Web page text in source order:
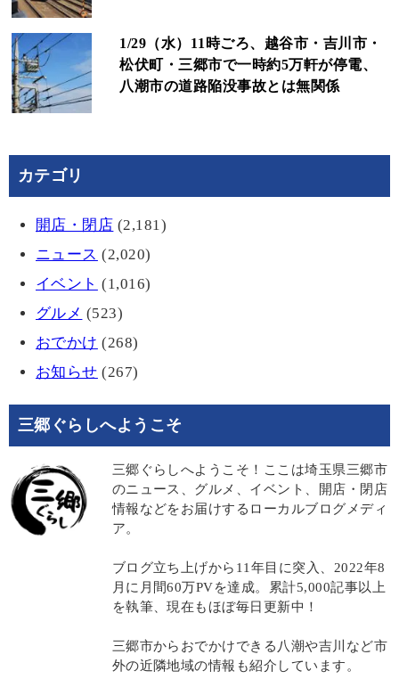
1/29（水）11時ごろ、越谷市・吉川市・
松伏町・三郷市で一時約5万軒が停電、
八潮市の道路陥没事故とは無関係
カテゴリ
開店・閉店 (2,181)
ニュース (2,020)
イベント (1,016)
グルメ (523)
おでかけ (268)
お知らせ (267)
三郷ぐらしへようこそ
三郷ぐらしへようこそ！ここは埼玉県三郷市
のニュース、グルメ、イベント、開店・閉店
情報などをお届けするローカルブログメディ
ア。
ブログ立ち上げから11年目に突入、2022年8
月に月間60万PVを達成。累計5,000記事以上
を執筆、現在もほぼ毎日更新中！
三郷市からおでかけできる八潮や吉川など市
外の近隣地域の情報も紹介しています。